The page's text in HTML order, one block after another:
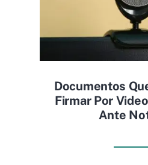
Documentos
Firmar Por
Ante